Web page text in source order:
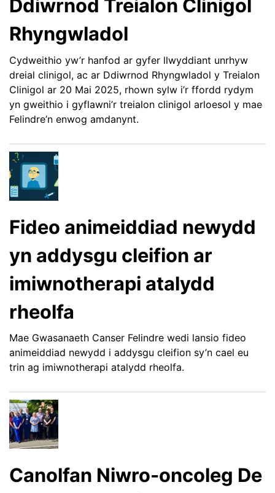
Ddiwrnod Treialon Clinigol
Rhyngwladol
Cydweithio yw’r hanfod ar gyfer llwyddiant unrhyw
dreial clinigol, ac ar Ddiwrnod Rhyngwladol y Treialon
Clinigol ar 20 Mai 2025, rhown sylw i’r ffordd rydym
yn gweithio i gyflawni’r treialon clinigol arloesol y mae
Felindre’n enwog amdanynt.
Fideo animeiddiad newydd
yn addysgu cleifion ar
imiwnotherapi atalydd
rheolfa
Mae Gwasanaeth Canser Felindre wedi lansio fideo
animeiddiad newydd i addysgu cleifion sy’n cael eu
trin ag imiwnotherapi atalydd rheolfa.
Canolfan Niwro-oncoleg De